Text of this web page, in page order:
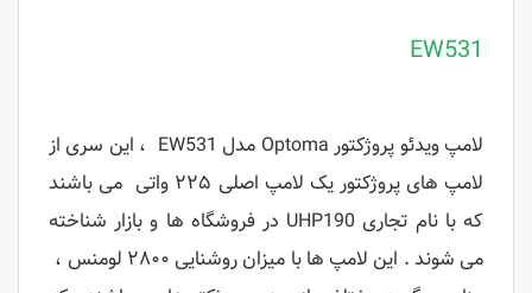
EW531
لامپ ویدئو پروژکتور Optoma مدل EW531 ، این سری از
لامپ های پروژکتور یک لامپ اصلی ۲۲۵ واتی می باشند
که با نام تجاری UHP190 در فروشگاه ها و بازار شناخته
می شوند . این لامپ ها با میزان روشنایی ۲۸۰۰ لومنس ،